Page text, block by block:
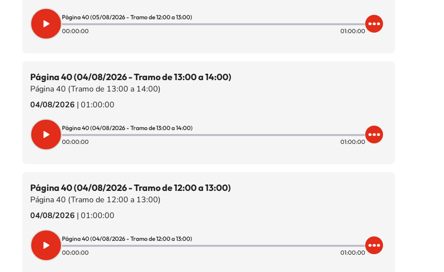
Página 40 (05/08/2026 - Tramo de 12:00 a 13:00)
00:00:00
01:00:00
Página 40 (04/08/2026 - Tramo de 13:00 a 14:00)
Página 40 (Tramo de 13:00 a 14:00)
04/08/2026 | 01:00:00
Página 40 (04/08/2026 - Tramo de 13:00 a 14:00)
00:00:00
01:00:00
Página 40 (04/08/2026 - Tramo de 12:00 a 13:00)
Página 40 (Tramo de 12:00 a 13:00)
04/08/2026 | 01:00:00
Página 40 (04/08/2026 - Tramo de 12:00 a 13:00)
00:00:00
01:00:00